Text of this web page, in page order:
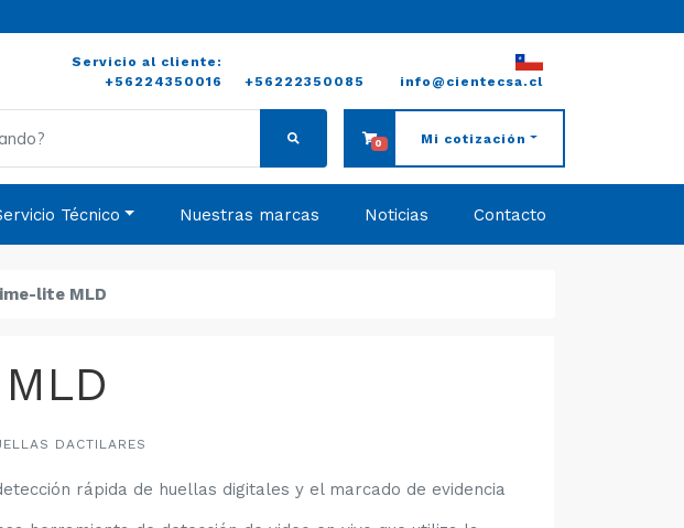
Servicio al cliente:
+56224350016
+56222350085 info@cientecsa.cl
0 Mi cotización
Técnico Nuestras marcas Noticias Contacto
lite MLD
DACTILARES
rápida de huellas digitales y el marcado de evidencia